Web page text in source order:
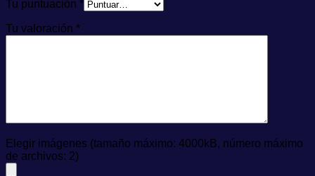
Tu puntuación *
Tu valoración *
Elegir imágenes (tamaño máximo: 4000kB, número máximo
de archivos: 2)